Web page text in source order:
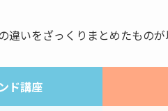
いをざっくりまとめたものが
ド講座